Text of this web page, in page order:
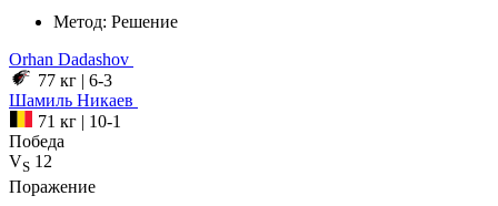
Метод: Решение
Orhan Dadashov
77 кг | 6-3
Шамиль Никаев
71 кг | 10-1
Победа
VS 12
Поражение